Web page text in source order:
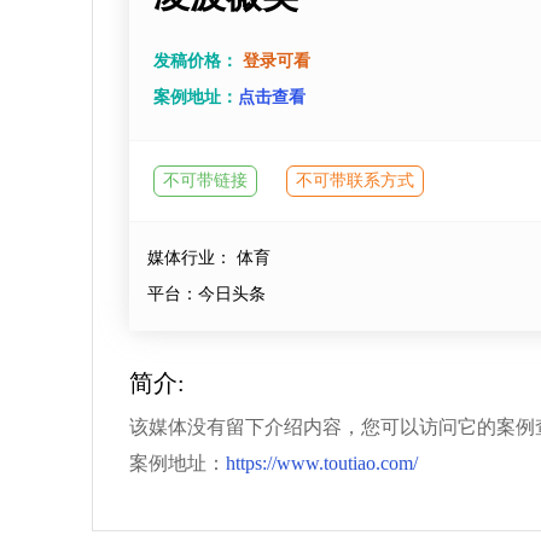
发稿价格： 登录可看
案例地址： 点击查看
不可带链接 不可带联系方式
媒体行业： 体育
平台：今日头条
简介:
该媒体没有留下介绍内容，您可以访问它的案例
案例地址： https://www.toutiao.com/